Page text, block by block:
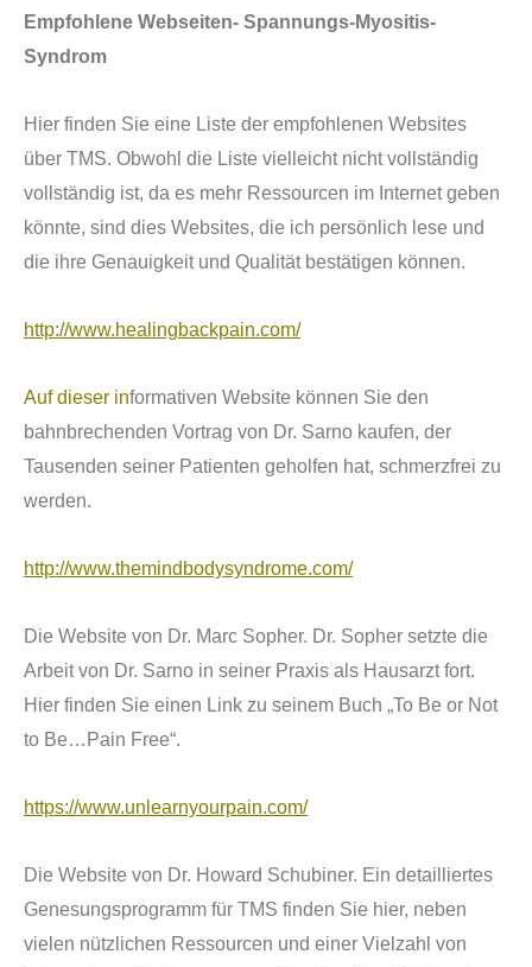
Empfohlene Webseiten- Spannungs-Myositis-
Syndrom
Hier finden Sie eine Liste der empfohlenen Websites
über TMS. Obwohl die Liste vielleicht nicht vollständig
vollständig ist, da es mehr Ressourcen im Internet geben
könnte, sind dies Websites, die ich persönlich lese und
die ihre Genauigkeit und Qualität bestätigen können.
http://www.healingbackpain.com/
Auf dieser informativen Website können Sie den
bahnbrechenden Vortrag von Dr. Sarno kaufen, der
Tausenden seiner Patienten geholfen hat, schmerzfrei zu
werden.
http://www.themindbodysyndrome.com/
Die Website von Dr. Marc Sopher. Dr. Sopher setzte die
Arbeit von Dr. Sarno in seiner Praxis als Hausarzt fort.
Hier finden Sie einen Link zu seinem Buch „To Be or Not
to Be…Pain Free“.
https://www.unlearnyourpain.com/
Die Website von Dr. Howard Schubiner. Ein detailliertes
Genesungsprogramm für TMS finden Sie hier, neben
vielen nützlichen Ressourcen und einer Vielzahl von